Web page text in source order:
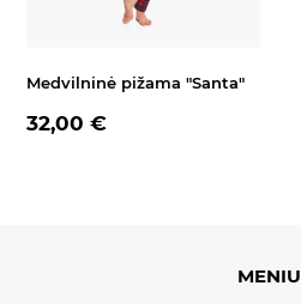
Medvilninė pižama "Santa"
32,00 €
MENIU